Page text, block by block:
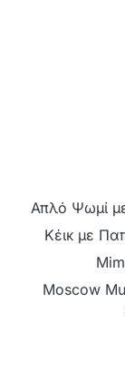
Απλό Ψωμί
Κέικ με
Moscow